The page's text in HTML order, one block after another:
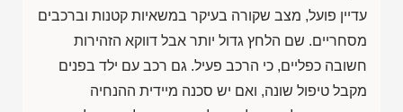
עדיין פועל, מצב שקורה בעיקר במשאיות קטנות וברכבים
מסחריים. שם הלחץ גדול יותר אבל דווקא הזהירות
חשובה כפליים, כי הרכב פעיל. גם רכב עם ילד בפנים
מקבל טיפול שונה, ואם יש סכנה מיידית ההנחיה